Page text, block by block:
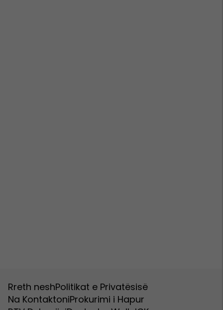
Rreth neshPolitikat e Privatësisë
Na KontaktoniProkurimi i Hapur